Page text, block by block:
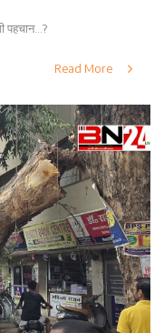
पहचान...?
Read More